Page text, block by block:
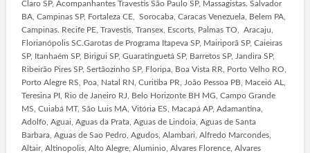
Claro SP, Acompanhantes Travestis São Paulo SP, Massagistas. Salvador
BA, Campinas SP, Fortaleza CE, Sorocaba, Caracas Venezuela, Belem PA,
Campinas. Recife PE, Travestis, Transex, Escorts, Palmas TO, Aracaju,
Florianópolis SC.Garotas de Programa Itapeva SP, Mairiporã SP, Caieiras
SP, Itanhaém SP, Birigui SP, Guaratinguetá SP, Barretos SP, Jandira SP,
Ribeirão Pires SP, Sertãozinho SP, Floripa, Boa Vista RR, Porto Velho RO,
Porto Alegre RS, Poa, Natal RN, Curitiba PR, João Pessoa PB, Maceió AL,
Teresina PI, Rio de Janeiro RJ, Belo Horizonte BH MG, Campo Grande
MS, Cuiabá MT, São Luis MA, Vitória ES, Macapá AP, Adamantina,
Adolfo, Aguai, Aguas da Prata, Aguas de Lindoia, Aguas de Santa
Barbara, Aguas de Sao Pedro, Agudos, Alambari, Alfredo Marcondes,
Altair, Altinopolis, Alto Alegre, Aluminio, Alvares Florence, Alvares